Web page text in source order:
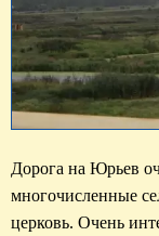
Дорога на Юрьев
многочисленные